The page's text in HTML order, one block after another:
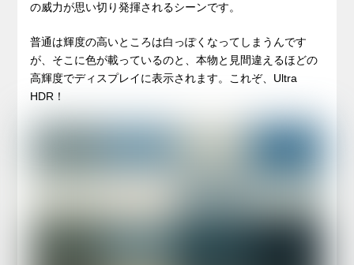
の威力が思い切り発揮されるシーンです。
普通は輝度の高いところは白っぽくなってしまうんです
が、そこに色が載っているのと、本物と見間違えるほどの
高輝度でディスプレイに表示されます。これぞ、Ultra
HDR！